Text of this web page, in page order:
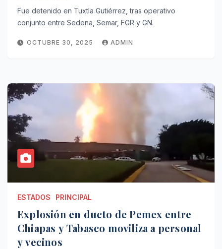
Fue detenido en Tuxtla Gutiérrez, tras operativo
conjunto entre Sedena, Semar, FGR y GN.
OCTUBRE 30, 2025 ADMIN
ESTADOS PRINCIPAL
Explosión en ducto de Pemex entre
Chiapas y Tabasco moviliza a personal
y vecinos